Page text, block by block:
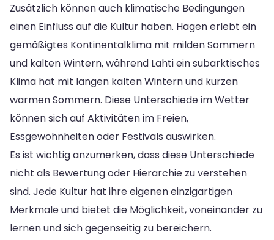
Zusätzlich können auch klimatische Bedingungen
einen Einfluss auf die Kultur haben. Hagen erlebt ein
gemäßigtes Kontinentalklima mit milden Sommern
und kalten Wintern, während Lahti ein subarktisches
Klima hat mit langen kalten Wintern und kurzen
warmen Sommern. Diese Unterschiede im Wetter
können sich auf Aktivitäten im Freien,
Essgewohnheiten oder Festivals auswirken.
Es ist wichtig anzumerken, dass diese Unterschiede
nicht als Bewertung oder Hierarchie zu verstehen
sind. Jede Kultur hat ihre eigenen einzigartigen
Merkmale und bietet die Möglichkeit, voneinander zu
lernen und sich gegenseitig zu bereichern.